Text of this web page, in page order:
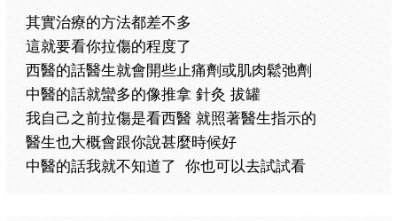
其實治療的方法都差不多
這就要看你拉傷的程度了
西醫的話醫生就會開些止痛劑或肌肉鬆弛劑
中醫的話就蠻多的像推拿 針灸 拔罐
我自己之前拉傷是看西醫 就照著醫生指示的
醫生也大概會跟你說甚麼時候好
中醫的話我就不知道了 你也可以去試試看